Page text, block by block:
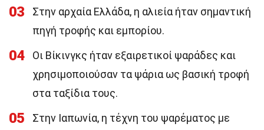
03
Στην αρχαία Ελλάδα, η αλιεία ήταν σημαντική
πηγή τροφής και εμπορίου.
04
Οι Βίκινγκς ήταν εξαιρετικοί ψαράδες και
χρησιμοποιούσαν τα ψάρια ως βασική τροφή
στα ταξίδια τους.
05
Στην Ιαπωνία, η τέχνη του ψαρέματος με